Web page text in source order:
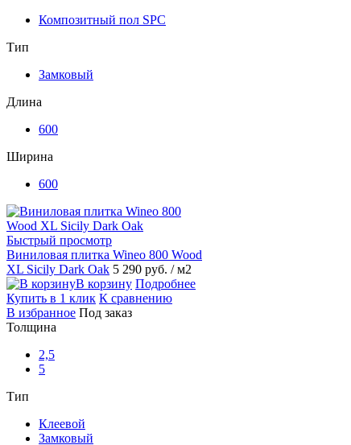
Композитный пол SPC
Тип
Замковый
Длина
600
Ширина
600
Быстрый просмотр
Виниловая плитка Wineo 800 Wood
XL Sicily Dark Oak 5 290 руб. / м2
В корзину Подробнее
Купить в 1 клик К сравнению
В избранное Под заказ
Толщина
2,5
5
Тип
Клеевой
Замковый